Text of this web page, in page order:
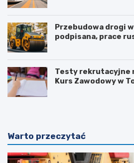
Przebudowa drogi
podpisana, prace
Testy rekrutacyjne
Kurs Zawodowy w
Warto przeczytać